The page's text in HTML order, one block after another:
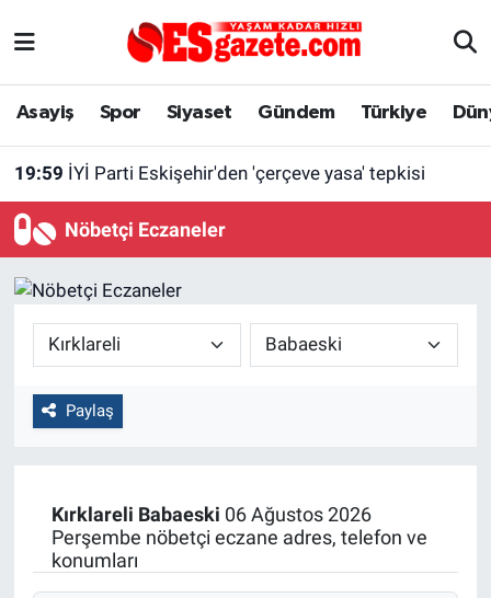
Asayiş Spor Siyaset Gündem Türkiye
19:59 İYİ Parti Eskişehir'den 'çerçeve yasa' tepkisi
Nöbetçi Eczaneler
Paylaş
Kırklareli Babaeski 06 Ağustos 2026
Perşembe nöbetçi eczane adres, telefon ve
konumları
Asayiş
Türkiye
Dünya
Sağlık
Yaşam
Eskişehir Arşivi
Röportaj
Ekonomi
Politika
Bilecik
Eskişehir Nöbetçi Eczaneler
Tüm Manşetler
Son Dakika Haberleri
Haber Arşivi